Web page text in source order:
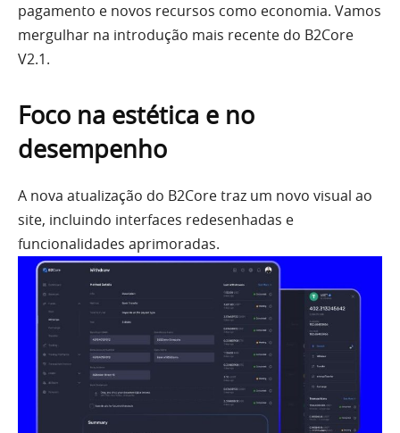
pagamento e novos recursos como economia. Vamos
mergulhar na introdução mais recente do B2Core
V2.1.
Foco na estética e no
desempenho
A nova atualização do B2Core traz um novo visual ao
site, incluindo interfaces redesenhadas e
funcionalidades aprimoradas.